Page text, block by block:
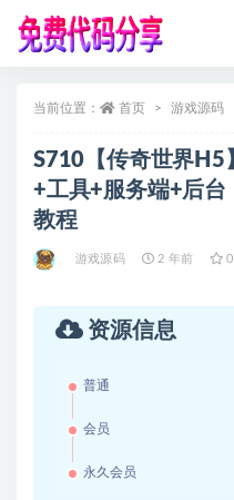
当前位置： 首页 游戏源码
S710【传奇世界H5
+工具+服务端+后台
教程
游戏源码 2 年前 0
资源信息
普通
会员
永久会员